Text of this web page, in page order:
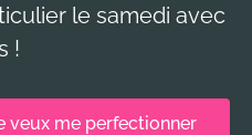
le samedi avec
!
veux me perfectionner